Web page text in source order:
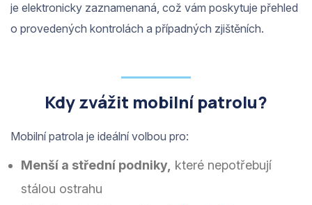
je elektronicky zaznamenaná, což vám poskytuje přehled
o provedených kontrolách a případných zjištěních.
Kdy zvážit mobilní patrolu?
Mobilní patrola je ideální volbou pro:
Menší a střední podniky, které nepotřebují
stálou ostrahu